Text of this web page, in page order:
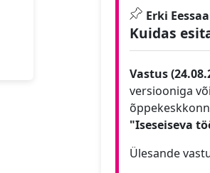
Erki
Kuidas
Vastus
versiooniga
"Iseseiseva
Ülesande